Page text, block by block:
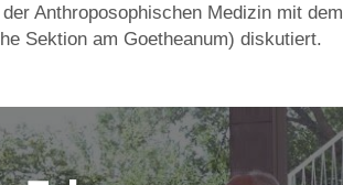
Anthroposophischen Medizin mit dem
Sektion am Goetheanum) diskutiert.